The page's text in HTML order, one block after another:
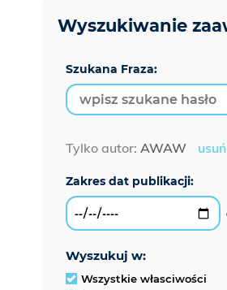
Szukana Fraza:
Tylko autor: AWAW usuń
wyszukuj w:
Wszystkie własciwości